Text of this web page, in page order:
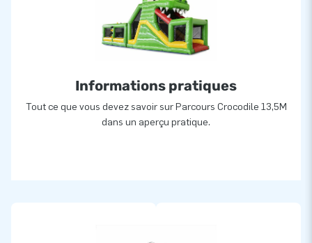
Plus de 15 000 clients ont également choisi JB
Depuis plus de 15 ans, nous avons permis à des gens du
les équipes de conception, de développement et de logistique
fournissent et innovent en permanence des attractions
gonflables uniques ! JB c'est aussi l'assurance d’un service et
Informations pratiques
Tout ce que vous devez savoir sur Parcours Crocodile 13,5M
dans un aperçu pratique.